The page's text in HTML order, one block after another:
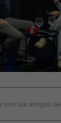
con tus amigos de